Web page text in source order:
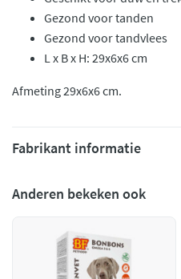
Gezond voor tanden
Gezond voor tandvlees
L x B x H: 29x6x6 cm
Afmeting 29x6x6 cm.
Fabrikant informatie
Anderen bekeken ook